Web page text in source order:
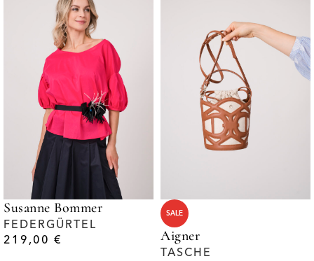
Susanne Bommer
FEDERGÜRTEL
219,00 €
SALE
Aigner
TASCHE